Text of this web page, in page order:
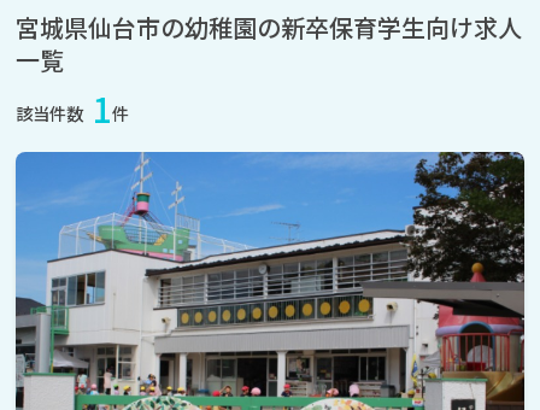
宮城県仙台市の幼稚園の新卒保育学生向け求人
一覧
該当件数 1件